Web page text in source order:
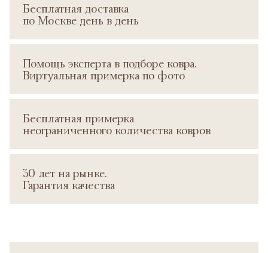
Бесплатная доставка
по Москве день в день
Помощь эксперта в подборе ковра.
Виртуальная примерка по фото
Бесплатная примерка
неограниченного количества ковров
30 лет на рынке.
Гарантия качества